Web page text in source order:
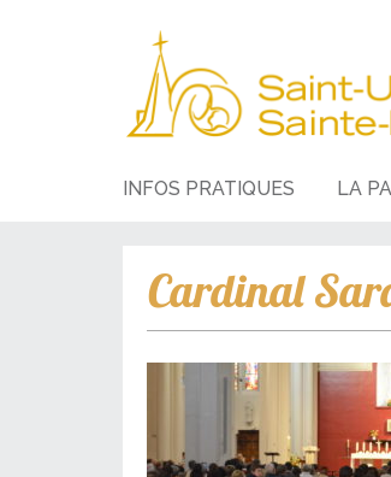
INFOS PRATIQUES LA
Cardinal